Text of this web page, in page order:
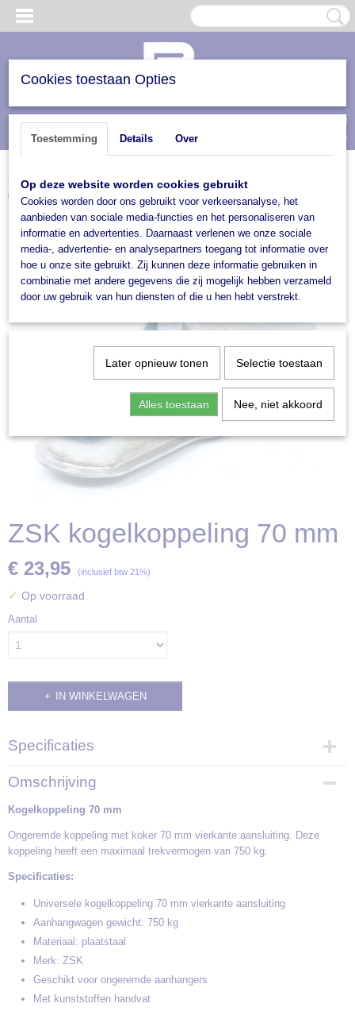
Inloggen Registreren
(0)
Home> Trailers en verhuur>Trailer accesoires >Koppelingen
kogelkoppeling 70 mm
ZSK kogelkoppeling 70 mm
€ 23,95 (inclusief btw 21%)
✓ Op voorraad
Aantal
IN WINKELWAGEN
Specificaties
Bruto gewicht
1,20 Kg
Omschrijving
Kogelkoppeling 70 mm
Ongeremde koppeling met koker 70 mm vierkante aansluiting. Deze
koppeling heeft een maximaal trekvermogen van 750 kg.
Specificaties:
Universele kogelkoppeling 70 mm vierkante aansluiting
Aanhangwagen gewicht: 750 kg
Materiaal: plaatstaal
Merk: ZSK
Geschikt voor ongeremde aanhangers
Met kunststoffen handvat
Cookies toestaan Opties
Toestemming Details Over
Op deze website worden cookies gebruikt
Cookies worden door ons gebruikt voor verkeersanalyse, het
aanbieden van sociale media-functies en het personaliseren van
informatie en advertenties. Daarnaast verlenen we onze sociale
media-, advertentie- en analysepartners toegang tot informatie over
hoe u onze site gebruikt. Zij kunnen deze informatie gebruiken in
combinatie met andere gegevens die zij mogelijk hebben verzameld
door uw gebruik van hun diensten of die u hen hebt verstrekt.
Later opnieuw tonen Selectie toestaan
Alles toestaan Nee, niet akkoord